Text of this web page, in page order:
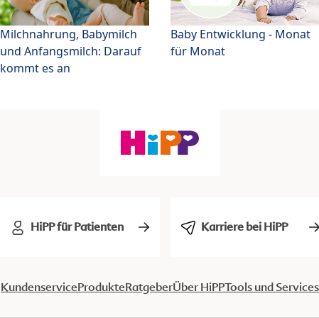
Milchnahrung, Babymilch
und Anfangsmilch: Darauf
kommt es an
Baby Entwicklung - Monat
für Monat
HiPP für Patienten Karriere bei HiPP
KundenserviceProdukteRatgeberÜber HiPPTools und Services